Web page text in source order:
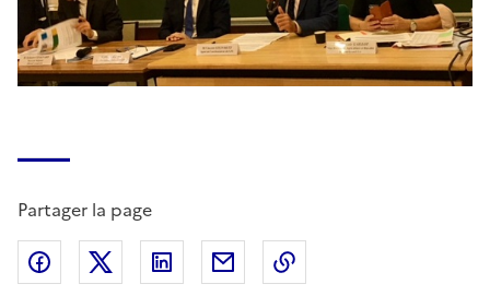
Partager la page
Partager sur Facebook
Partager sur X (anciennement Twitter)
Partager sur LinkedIn
Partager par email